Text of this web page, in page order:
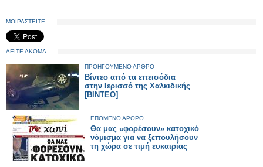
ΜΟΙΡΑΣΤΕΙΤΕ
ΔΕΙΤΕ ΑΚΟΜΑ
ΠΡΟΗΓΟΥΜΕΝΟ ΑΡΘΡΟ
Βίντεο από τα επεισόδια
στην Ιερισσό της Χαλκιδικής
[ΒΙΝΤΕΟ]
ΕΠΟΜΕΝΟ ΑΡΘΡΟ
Θα μας «φορέσουν» κατοχικό
νόμισμα για να ξεπουλήσουν
τη χώρα σε τιμή ευκαιρίας